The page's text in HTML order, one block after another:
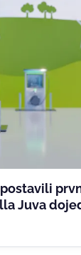
Juva